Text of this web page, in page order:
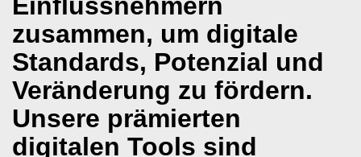
zusammen, um digitale
Standards, Potenzial und
Veränderung zu fördern.
Unsere prämierten
digitalen Tools sind